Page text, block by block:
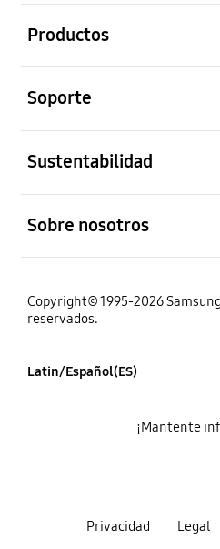
Productos
Soporte
Sustentabilidad
Sobre nosotros
Copyright© 1995-2026
reservados.
Latin/Español(ES)
Privacidad Legal
¡Mantente